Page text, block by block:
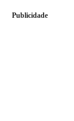
Publicidade